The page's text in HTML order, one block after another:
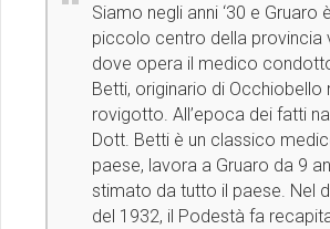
Siamo negli anni ‘30 e Gruaro
piccolo centro della provincia
dove opera il medico
Betti, originario di Occhiobello
rovigotto. All’epoca dei fatti
Dott. Betti è un classico
paese, lavora a Gruaro da 9
stimato da tutto il paese. Nel
del 1932, il Podestà fa